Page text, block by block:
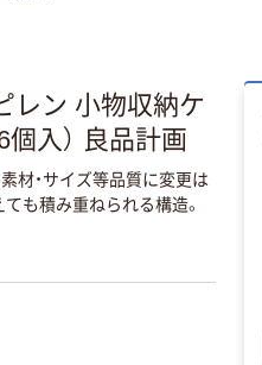
レン 小物収納ケ
入） 良品計画
材・サイズ等品質に変更は
も積み重ねられる構造。